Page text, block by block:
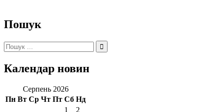
Пошук
Пошук:
Календар новин
Серпень 2026
Пн Вт Ср Чт Пт Сб Нд
1
2